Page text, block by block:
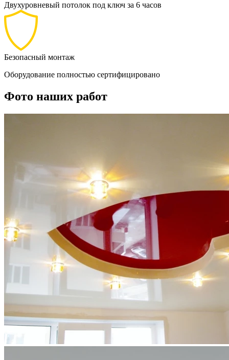
Двухуровневый потолок под ключ за 6 часов
Безопасный монтаж
Оборудование полностью сертифицировано
Фото наших работ